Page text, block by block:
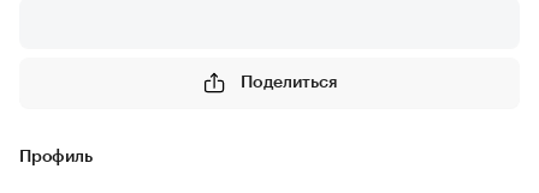
Поделиться
Профиль